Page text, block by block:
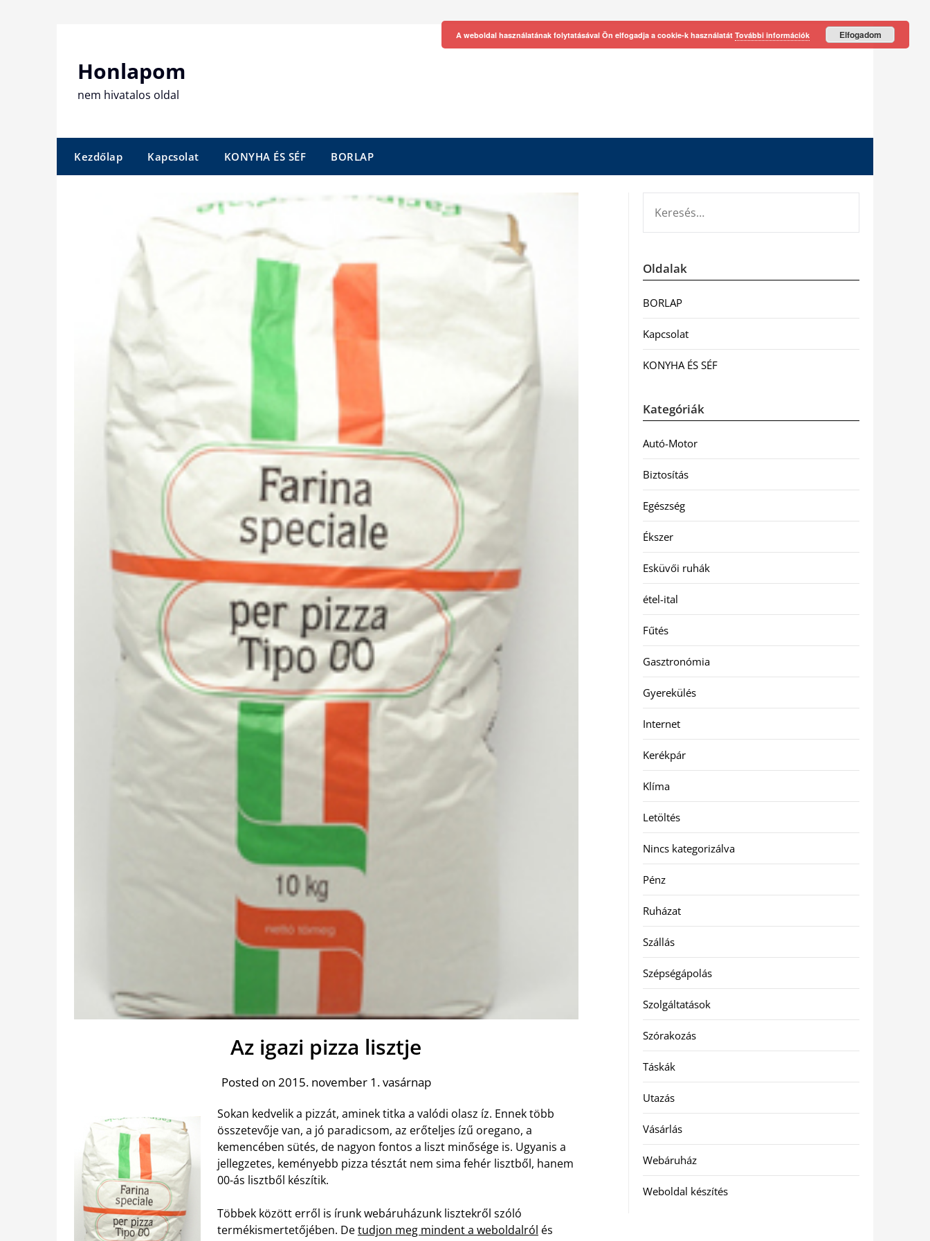
Honlapom
nem hivatalos oldal
Kezdőlap Kapcsolat KONYHA ÉS SÉF BORLAP
Az igazi pizza lisztje
Posted on 2015. november 1. vasárnap
Sokan kedvelik a pizzát, aminek titka a valódi olasz íz. Ennek több
összetevője van, a jó paradicsom, az erőteljes ízű oregano, a
kemencében sütés, de nagyon fontos a liszt minősége is. Ugyanis a
jellegzetes, keményebb pizza tésztát nem sima fehér lisztből, hanem
00-ás lisztből készítik.
Többek között erről is írunk webáruházunk lisztekről szóló
termékismertetőjében. Detudjon meg mindent a weboldalról és
Oldalak
BORLAP
Kapcsolat
KONYHA ÉS SÉF
Kategóriák
Autó-Motor
Biztosítás
Egészség
Ékszer
Esküvői ruhák
étel-ital
Fűtés
Gasztronómia
Gyerekülés
Internet
Kerékpár
Klíma
Letöltés
Nincs kategorizálva
Pénz
Ruházat
Szállás
Szépségápolás
Szolgáltatások
Szórakozás
Táskák
Utazás
Vásárlás
Webáruház
Weboldal készítés
A weboldal használatának folytatásával Ön elfogadja a cookie-k használatát További információk Elfogadom